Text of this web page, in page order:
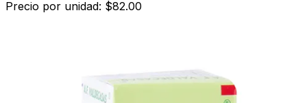
Precio por unidad: $82.00